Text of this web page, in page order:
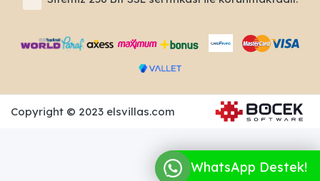
Copyright © 2023 elsvillas.com
WhatsApp Destek!